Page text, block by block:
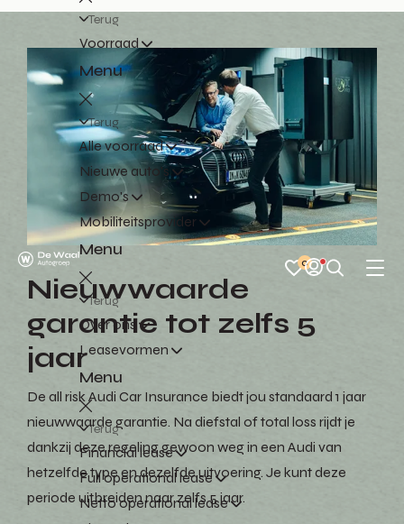
Terug
Voorraad
Menu
Terug
Alle voorraad
Nieuwe auto's
Demo's
Mobiliteitsprovider
Menu
Terug
Over ons
Leasevormen
Menu
Terug
Financial lease
Full operational lease
Netto operational lease
0
Nieuwwaarde
garantie tot zelfs 5
jaar
De all risk Audi Car Insurance biedt jou standaard 1 jaar
nieuwwaarde garantie. Na diefstal of total loss rijdt je
dankzij deze regeling gewoon weg in een Audi van
hetzelfde type en dezelfde uitvoering. Je kunt deze
periode uitbreiden naar zelfs 5 jaar.